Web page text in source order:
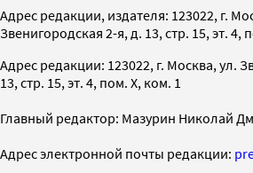
Адрес редакции, издателя: 123022, г.
Звенигородская 2-я, д. 13, стр. 15, эт. 4,
Адрес редакции: 123022, г. Москва, ул.
13, стр. 15, эт. 4, пом. X, ком. 1
Главный редактор: Мазурин Николай
Адрес электронной почты редакции: